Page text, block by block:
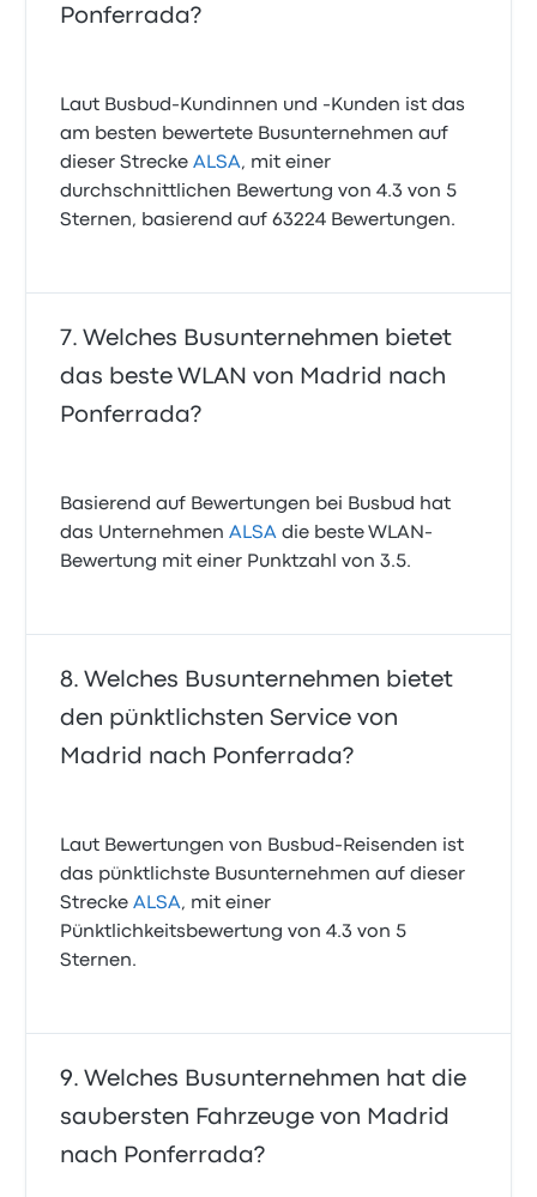
Ponferrada?
Laut Busbud-Kundinnen und -Kunden ist das
am besten bewertete Busunternehmen auf
dieser StreckeALSA, mit einer
durchschnittlichen Bewertung von 4.3 von 5
Sternen, basierend auf 63224 Bewertungen.
Welches Busunternehmen bietet
das beste WLAN von Madrid nach
Ponferrada?
Basierend auf Bewertungen bei Busbud hat
das UnternehmenALSA die beste WLAN-
Bewertung mit einer Punktzahl von 3.5.
Welches Busunternehmen bietet
den pünktlichsten Service von
Madrid nach Ponferrada?
Laut Bewertungen von Busbud-Reisenden ist
das pünktlichste Busunternehmen auf dieser
StreckeALSA, mit einer
Pünktlichkeitsbewertung von 4.3 von 5
Sternen.
Welches Busunternehmen hat die
saubersten Fahrzeuge von Madrid
nach Ponferrada?